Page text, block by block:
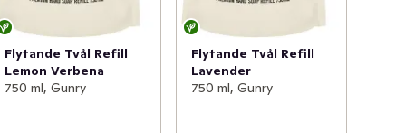
Flytande Tvål Refill
Lemon Verbena
750 ml, Gunry
Flytande Tvål Refill
Lavender
750 ml, Gunry